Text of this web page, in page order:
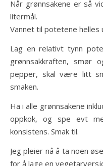
Når grønnsakene er så
litermål.
Vannet til potetene helles
Lag en relativt tynn
grønnsakkraften, smør
pepper, skal være litt
smaken.
Ha i alle grønnsakene
oppkok, og spe evt
konsistens. Smak til.
Jeg pleier nå å ta noen
for å lage en